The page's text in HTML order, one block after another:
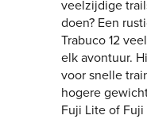
veelzijdige
doen? Een
Trabuco 12
elk avontuur.
voor snelle
hogere
Fuji Lite of Fuji